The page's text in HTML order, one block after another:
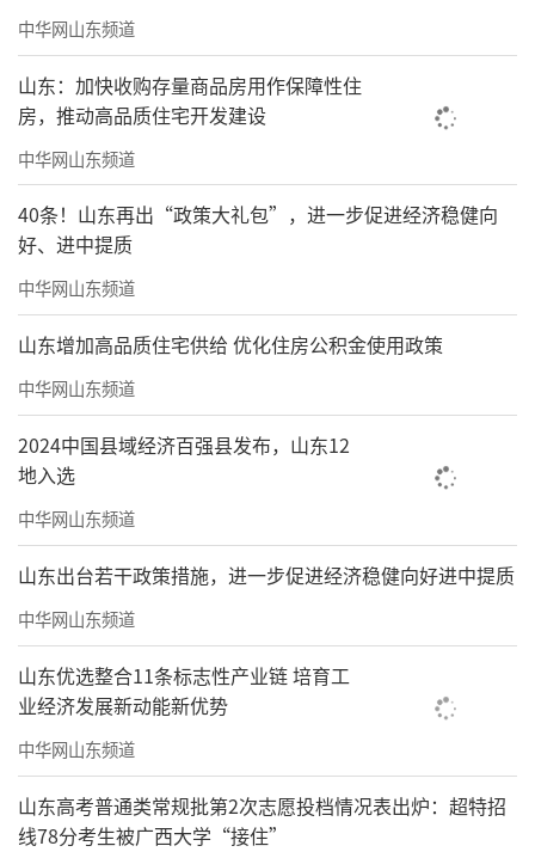
山东有客运公司为了赚钱，多拉一些人去
山姆购物，开设了多条直通车路线，甚至还整
出了首次去山姆购物的人不用会员卡，所以那
么多人去山姆买东西，其中有很多并不是会
员。
而且人流大部分是在周末，因为这些客运
公司大多是周末出发，毫不夸张，从潍坊都可
以直接坐到去青岛的山姆会员店，为了去趟超
市坐3小时的车，往返不免费，票价98元，也就
是单程49元！真是有钱又有钱。
中华网山东频道
山东：加快收购存量商品房用作保障性住
房，推动高品质住宅开发建设
中华网山东频道
40条！山东再出“政策大礼包”，进一步促进经济稳健向
好、进中提质
中华网山东频道
山东增加高品质住宅供给 优化住房公积金使用政策
中华网山东频道
2024中国县域经济百强县发布，山东12
地入选
中华网山东频道
山东出台若干政策措施，进一步促进经济稳健向好进中提质
中华网山东频道
山东优选整合11条标志性产业链 培育工
业经济发展新动能新优势
中华网山东频道
山东高考普通类常规批第2次志愿投档情况表出炉：超特招
线78分考生被广西大学“接住”